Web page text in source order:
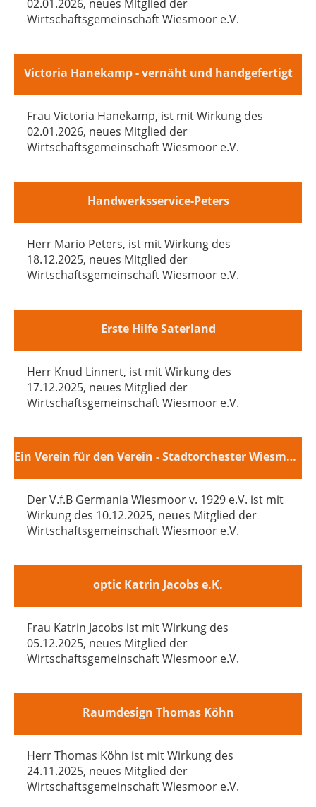
02.01.2026, neues Mitglied der
Wirtschaftsgemeinschaft Wiesmoor e.V.
Victoria Hanekamp - vernäht und handgefertigt
Frau Victoria Hanekamp, ist mit Wirkung des
02.01.2026, neues Mitglied der
Wirtschaftsgemeinschaft Wiesmoor e.V.
Handwerksservice-Peters
Herr Mario Peters, ist mit Wirkung des
18.12.2025, neues Mitglied der
Wirtschaftsgemeinschaft Wiesmoor e.V.
Erste Hilfe Saterland
Herr Knud Linnert, ist mit Wirkung des
17.12.2025, neues Mitglied der
Wirtschaftsgemeinschaft Wiesmoor e.V.
Ein Verein für den Verein - Stadtorchester Wiesmoor e.V.
Der V.f.B Germania Wiesmoor v. 1929 e.V. ist mit
Wirkung des 10.12.2025, neues Mitglied der
Wirtschaftsgemeinschaft Wiesmoor e.V.
optic Katrin Jacobs e.K.
Frau Katrin Jacobs ist mit Wirkung des
05.12.2025, neues Mitglied der
Wirtschaftsgemeinschaft Wiesmoor e.V.
Raumdesign Thomas Köhn
Herr Thomas Köhn ist mit Wirkung des
24.11.2025, neues Mitglied der
Wirtschaftsgemeinschaft Wiesmoor e.V.